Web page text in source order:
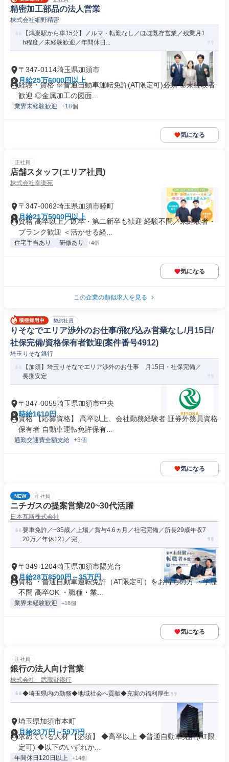
精密加工部品の法人営業
株式会社細野精密
【鴻巣駅から車15分】ノルマ・転勤なし／ほぼ既存営業／残業月1
h程度／未経験歓迎／年間休日...
〒347-0114埼玉県加須市
月給25万6000円以上
経験・資格 ※普通自動車運転免許(AT限定可)必須 ◎未経験者
歓迎 ◎金属加工の図面...
業界未経験歓迎 +18個
気になる
正社員
店舗スタッフ(エリア社員)
株式会社幸楽苑
〒347-0062埼玉県加須市睦町
月給21万5000円以上
資格 高卒以上／既卒・第二新卒も歓迎 経験不問／未経験者・
ブランク歓迎 ＜活かせる経...
住宅手当あり 研修あり +4個
気になる
この企業の類似求人を見る
契約社員
りそなでエリア渉外のお仕事/飛び込み営業なし/月15日/
社保完備/資格保有者歓迎(案件番号4912)
埼玉りそな銀行
【加須】埼玉りそなでエリア渉外のお仕事 月15日・社保完備／
長期安定
〒347-0055埼玉県加須市中央
時給1610円
資格 【応募資格】 高卒以上、会社勤務経験者 証券外務員資格
保有者 自動車運転免許保有...
通勤交通費全額支給 +3個
気になる
NEW 正社員
ニチガスの提案営業/20~30代活躍
日本瓦斯株式会社
要車免許／~35歳／上場／賞与4.6ヵ月／社宅完備／所長29歳年収7
20万／年休121／完...
〒349-1204埼玉県加須市陽光台
月給28万8500円～35万円
資格 ・普通自動車運転免許（AT限定可）をお持ちの方 ・学歴
不問 高卒OK ・職種・業...
業界未経験歓迎 +18個
気になる
正社員
銀行の法人向け営業
株式会社 武蔵野銀行
◆埼玉県内の勤務◆地域社会へ貢献◆充実の福利厚生
埼玉県加須市本町
月給23万円～59万円
求めている人材 【必須】 ◆高卒以上 ◆普通自動車免許(AT限
定可) ◆以下のいずれか...
年間休日120日以上 +14個